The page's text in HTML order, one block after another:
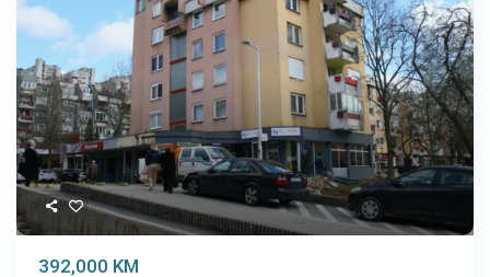
392,000 KM